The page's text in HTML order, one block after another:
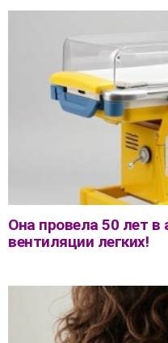
Она провела 50 лет в
вентиляции легких!